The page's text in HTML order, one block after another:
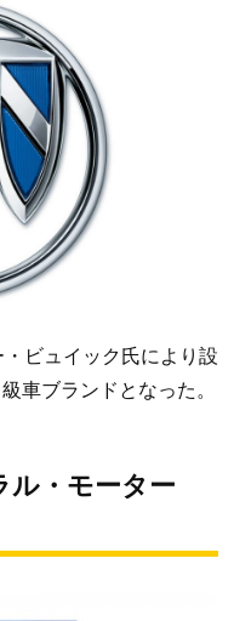
ビュイック氏により設
車ブランドとなった。
ル・モーター